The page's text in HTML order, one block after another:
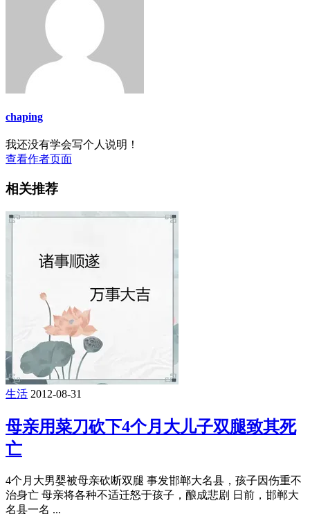
chaping
我还没有学会写个人说明！
查看作者页面
相关推荐
生活 2012-08-31
母亲用菜刀砍下4个月大儿子双腿致其死
亡
4个月大男婴被母亲砍断双腿 事发邯郸大名县，孩子因伤重不
治身亡 母亲将各种不适迁怒于孩子，酿成悲剧 日前，邯郸大
名县一名 ...